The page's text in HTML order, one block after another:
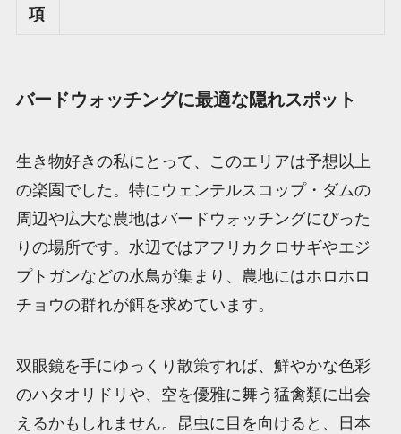
項
バードウォッチングに最適な隠れスポット
生き物好きの私にとって、このエリアは予想以上
の楽園でした。特にウェンテルスコップ・ダムの
周辺や広大な農地はバードウォッチングにぴった
りの場所です。水辺ではアフリカクロサギやエジ
プトガンなどの水鳥が集まり、農地にはホロホロ
チョウの群れが餌を求めています。
双眼鏡を手にゆっくり散策すれば、鮮やかな色彩
のハタオリドリや、空を優雅に舞う猛禽類に出会
えるかもしれません。昆虫に目を向けると、日本